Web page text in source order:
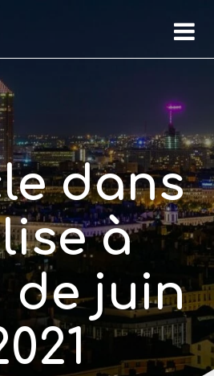
dans
à
de juin